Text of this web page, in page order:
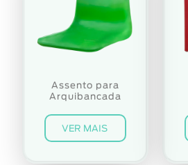
Assento para
Arquibancada
VER MAIS